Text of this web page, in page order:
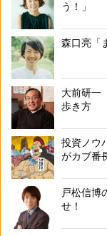
松本
う！」
森口亮「
大前研一
歩き方
投資ノウ
がカブ番
戸松信博
せ！